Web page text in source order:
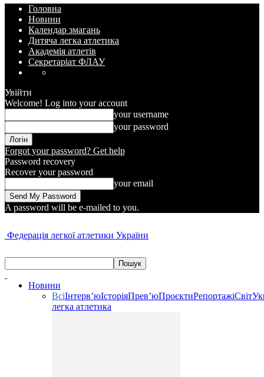
Головна
Новини
Календар змагань
Дитяча легка атлетика
Академія атлетів
Секретаріат ФЛАУ
Увійти
Welcome! Log into your account
your username
your password
Forgot your password? Get help
Password recovery
Recover your password
your email
A password will be e-mailed to you.
Федерація легкої атлетики України
Новини
ВсіІнтерв’юІсторіяПрев’юПроєктиРепортажіСвіт
легка атлетика